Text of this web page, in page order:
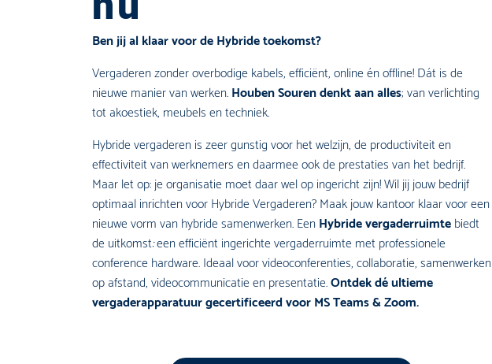
Ben jij al klaar voor de Hybride toekomst?
Vergaderen zonder overbodige kabels, efficiënt, online én offline! Dát is de
nieuwe manier van werken.Houben Souren denkt aan alles; van verlichting
tot akoestiek, meubels en techniek.
Hybride vergaderen is zeer gunstig voor het welzijn, de productiviteit en
effectiviteit van werknemers en daarmee ook de prestaties van het bedrijf.
Maar let op: je organisatie moet daar wel op ingericht zijn! Wil jij jouw bedrijf
optimaal inrichten voor Hybride Vergaderen? Maak jouw kantoor klaar voor een
nieuwe vorm van hybride samenwerken. EenHybride vergaderruimtebiedt
de uitkomst:een efficiënt ingerichte vergaderruimte met professionele
conference hardware. Ideaal voor videoconferenties, collaboratie, samenwerken
op afstand, videocommunicatie en presentatie.Ontdek dé ultieme
vergaderapparatuur gecertificeerd voor MS Teams & Zoom.